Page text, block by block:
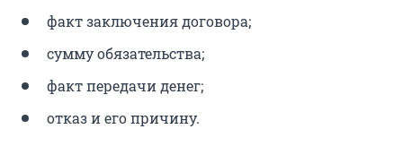
факт заключения договора;
сумму обязательства;
факт передачи денег;
отказ и его причину.